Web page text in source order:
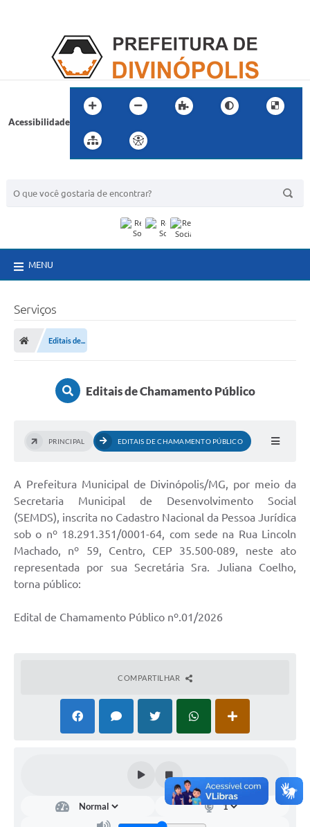
Acessibilidade
MENU
Serviços
Editais de...
Editais de Chamamento Público
PRINCIPAL EDITAIS DE CHAMAMENTO PÚBLICO
A Prefeitura Municipal de Divinópolis/MG, por meio da
Secretaria Municipal de Desenvolvimento Social
(SEMDS), inscrita no Cadastro Nacional da Pessoa Jurídica
sob o nº 18.291.351/0001-64, com sede na Rua Lincoln
Machado, nº 59, Centro, CEP 35.500-089, neste ato
representada por sua Secretária Sra. Juliana Coelho,
torna público:
Edital de Chamamento Público nº.01/2026
COMPARTILHAR